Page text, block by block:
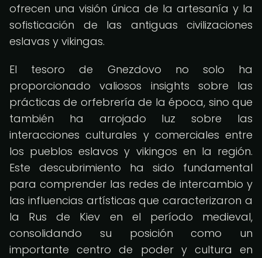
ofrecen una visión única de la artesanía y la
sofisticación de las antiguas civilizaciones
eslavas y vikingas.
El tesoro de Gnezdovo no solo ha
proporcionado valiosos insights sobre las
prácticas de orfebrería de la época, sino que
también ha arrojado luz sobre las
interacciones culturales y comerciales entre
los pueblos eslavos y vikingos en la región.
Este descubrimiento ha sido fundamental
para comprender las redes de intercambio y
las influencias artísticas que caracterizaron a
la Rus de Kiev en el período medieval,
consolidando su posición como un
importante centro de poder y cultura en